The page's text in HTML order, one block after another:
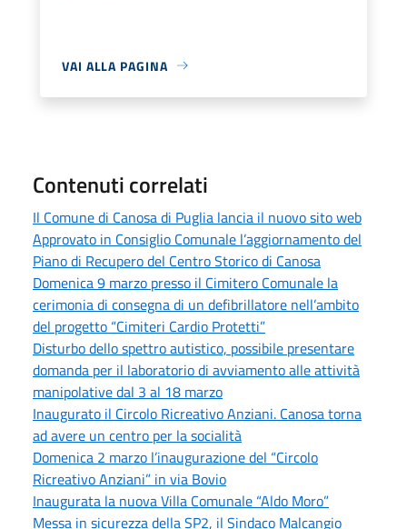
VAI ALLA PAGINA
Contenuti correlati
Il Comune di Canosa di Puglia lancia il nuovo sito web
Approvato in Consiglio Comunale l’aggiornamento del
Piano di Recupero del Centro Storico di Canosa
Domenica 9 marzo presso il Cimitero Comunale la
cerimonia di consegna di un defibrillatore nell’ambito
del progetto “Cimiteri Cardio Protetti”
Disturbo dello spettro autistico, possibile presentare
domanda per il laboratorio di avviamento alle attività
manipolative dal 3 al 18 marzo
Inaugurato il Circolo Ricreativo Anziani. Canosa torna
ad avere un centro per la socialità
Domenica 2 marzo l’inaugurazione del “Circolo
Ricreativo Anziani” in via Bovio
Inaugurata la nuova Villa Comunale “Aldo Moro”
Messa in sicurezza della SP2, il Sindaco Malcangio